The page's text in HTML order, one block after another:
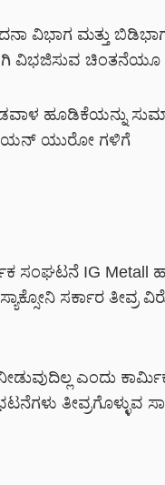
ವಿಭಾಗ ಮತ್ತು
ವಿಭಜಿಸುವ
ಹೂಡಿಕೆಯನ್ನು
ಬಿಲಿಯನ್ ಯುರೋ ಗಳಿಗೆ
ಸಂಘಟನೆ IG Metall
ಸರ್ಕಾರ ತೀವ್ರ
ಎಂದು
ತೀವ್ರಗೊಳ್ಳುವ